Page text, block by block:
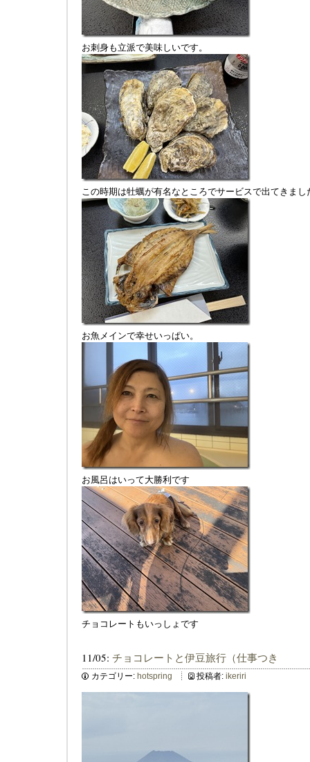
お刺身も立派で美味しいです。
この時期は牡蠣が有名なところでサービスで出てきま
お魚メインで幸せいっぱい。
お風呂はいって大勝利です
チョコレートもいっしょです
11/05: チョコレートと伊豆旅行（仕事つき
カテゴリー: hotspring 投稿者: ikeriri